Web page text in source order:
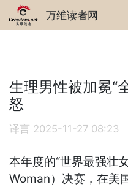
万维读者网
生理男性被加冕“
怒
译言 2025-11-27 08:23
本年度的“世界最强壮
Woman）决赛，在美